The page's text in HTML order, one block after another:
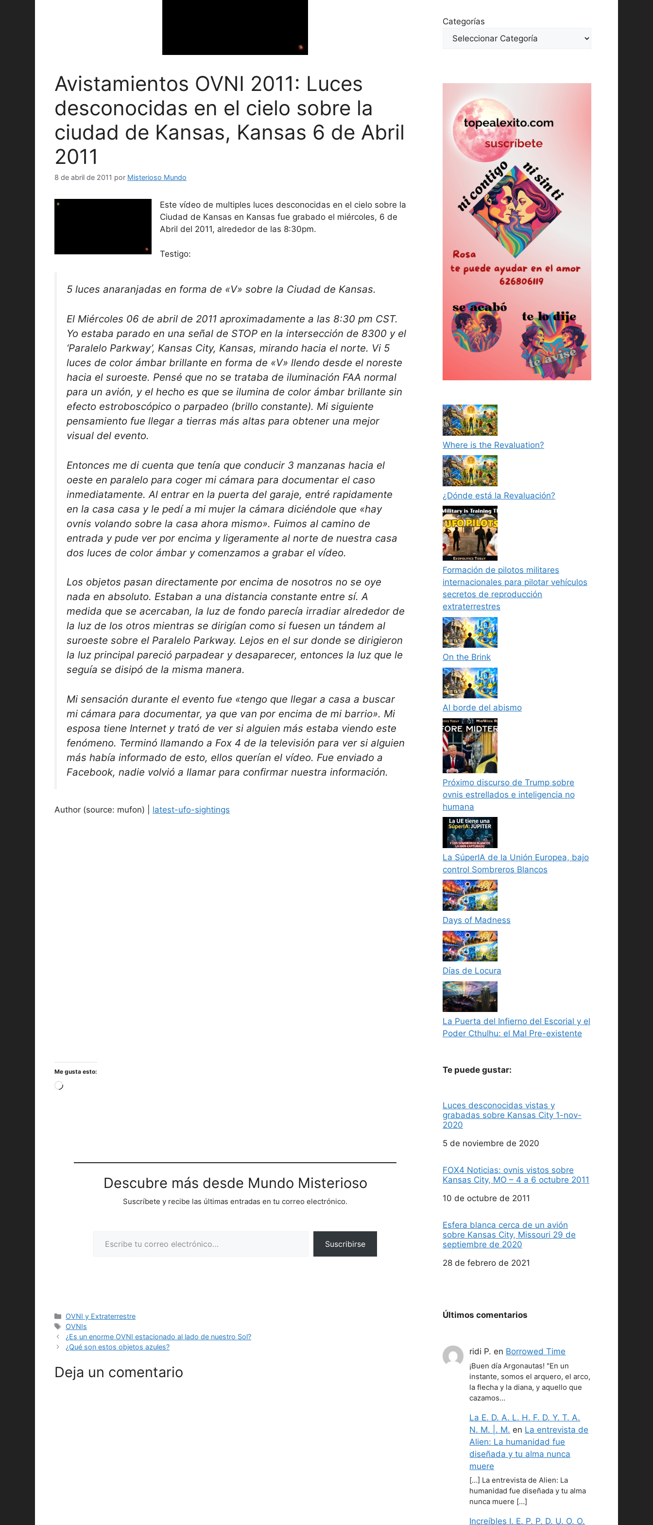
Avistamientos OVNI 2011: Luces
desconocidas en el cielo sobre la
ciudad de Kansas, Kansas 6 de Abril
2011
8 de abril de 2011 por Misterioso Mundo
Este vídeo de multiples luces desconocidas en el cielo sobre la
Ciudad de Kansas en Kansas fue grabado el miércoles, 6 de
Abril del 2011, alrededor de las 8:30pm.
Testigo:
5 luces anaranjadas en forma de «V» sobre la Ciudad de Kansas.
El Miércoles 06 de abril de 2011 aproximadamente a las 8:30 pm CST.
Yo estaba parado en una señal de STOP en la intersección de 8300 y el
‘Paralelo Parkway’, Kansas City, Kansas, mirando hacia el norte. Vi 5
luces de color ámbar brillante en forma de «V» llendo desde el noreste
hacia el suroeste. Pensé que no se trataba de iluminación FAA normal
para un avión, y el hecho es que se ilumina de color ámbar brillante sin
efecto estroboscópico o parpadeo (brillo constante). Mi siguiente
pensamiento fue llegar a tierras más altas para obtener una mejor
visual del evento.
Entonces me di cuenta que tenía que conducir 3 manzanas hacia el
oeste en paralelo para coger mi cámara para documentar el caso
inmediatamente. Al entrar en la puerta del garaje, entré rapidamente
en la casa casa y le pedí a mi mujer la cámara diciéndole que «hay
ovnis volando sobre la casa ahora mismo». Fuimos al camino de
entrada y pude ver por encima y ligeramente al norte de nuestra casa
dos luces de color ámbar y comenzamos a grabar el vídeo.
Los objetos pasan directamente por encima de nosotros no se oye
nada en absoluto. Estaban a una distancia constante entre sí. A
medida que se acercaban, la luz de fondo parecía irradiar alrededor de
la luz de los otros mientras se dirigían como si fuesen un tándem al
suroeste sobre el Paralelo Parkway. Lejos en el sur donde se dirigieron
la luz principal pareció parpadear y desaparecer, entonces la luz que le
seguía se disipó de la misma manera.
Mi sensación durante el evento fue «tengo que llegar a casa a buscar
mi cámara para documentar, ya que van por encima de mi barrio». Mi
esposa tiene Internet y trató de ver si alguien más estaba viendo este
fenómeno. Terminó llamando a Fox 4 de la televisión para ver si alguien
más había informado de esto, ellos querían el vídeo. Fue enviado a
Facebook, nadie volvió a llamar para confirmar nuestra información.
Author (source: mufon) | latest-ufo-sightings
Me gusta esto:
Cargando...
Descubre más desde Mundo Misterioso
Suscríbete y recibe las últimas entradas en tu correo electrónico.
Suscribirse
Categorías
OVNI y Extraterrestre
Etiquetas
OVNIs
¿Es un enorme OVNI estacionado al lado de nuestro Sol?
¿Qué son estos objetos azules?
Deja un comentario
Categorías
Where is the Revaluation?
¿Dónde está la Revaluación?
Formación de pilotos militares
internacionales para pilotar vehículos
secretos de reproducción
extraterrestres
On the Brink
Al borde del abismo
Próximo discurso de Trump sobre
ovnis estrellados e inteligencia no
humana
La SúperIA de la Unión Europea, bajo
control Sombreros Blancos
Days of Madness
Días de Locura
La Puerta del Infierno del Escorial y el
Poder Cthulhu: el Mal Pre-existente
Te puede gustar:
Luces desconocidas vistas y
grabadas sobre Kansas City 1-nov-
2020
Fecha
5 de noviembre de 2020
FOX4 Noticias: ovnis vistos sobre
Kansas City, MO – 4 a 6 octubre 2011
Fecha
10 de octubre de 2011
Esfera blanca cerca de un avión
sobre Kansas City, Missouri 29 de
septiembre de 2020
Fecha
28 de febrero de 2021
Últimos comentarios
ridi P. en Borrowed Time
¡Buen día Argonautas! "En un
instante, somos el arquero, el arco,
la flecha y la diana, y aquello que
cazamos…
La E. D. A. L. H. F. D. Y. T. A.
N. M. |. M. en La entrevista de
Alien: La humanidad fue
diseñada y tu alma nunca
muere
[…] La entrevista de Alien: La
humanidad fue diseñada y tu alma
nunca muere […]
Increíbles I. E. P. P. D. U. O. O.